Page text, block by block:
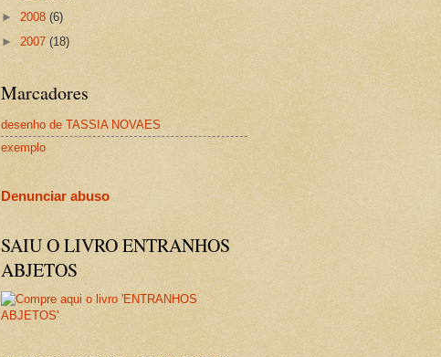
► 2008 (6)
► 2007 (18)
Marcadores
desenho de TASSIA NOVAES
exemplo
Denunciar abuso
SAIU O LIVRO ENTRANHOS
ABJETOS